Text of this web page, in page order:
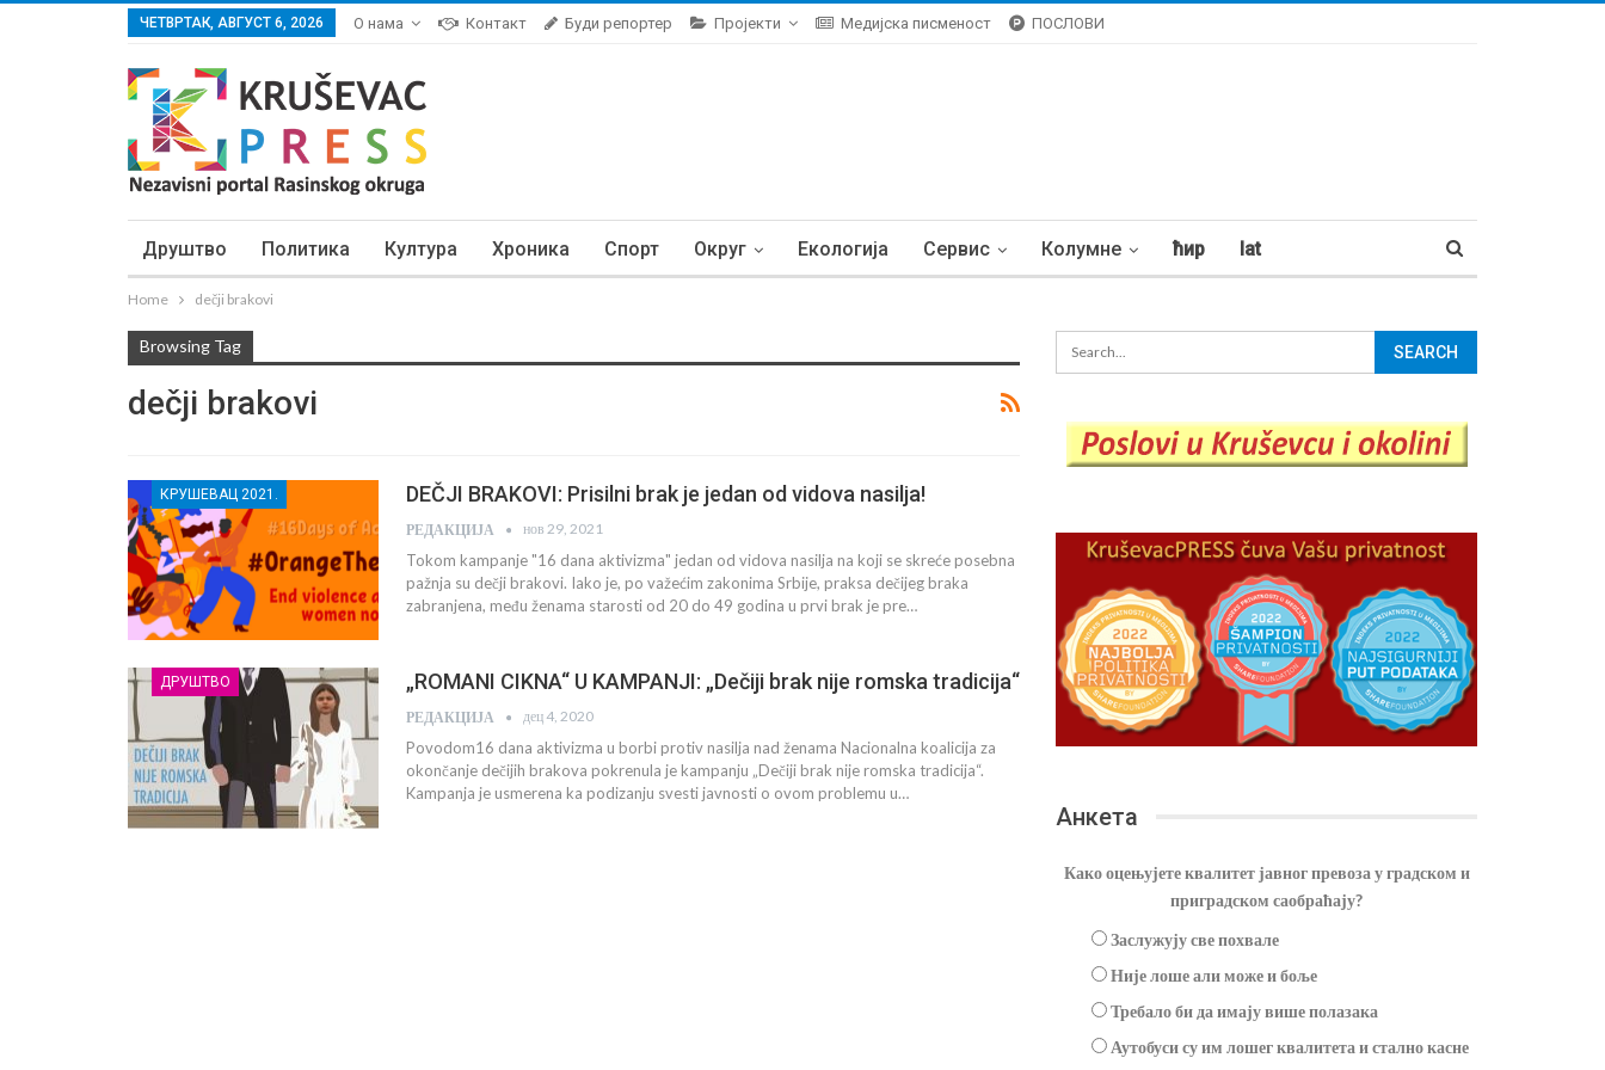
ЧЕТВРТАК, АВГУСТ 6, 2026 О нама Контакт Буди репортер Пројекти Медијска писменост ПОСЛОВИ
Друштво Политика Култура Хроника Спорт Округ Екологија Сервис Колумне ћир lat
Home dečji brakovi
Browsing Tag
dečji brakovi
КРУШЕВАЦ 2021. DEČJI BRAKOVI: Prisilni brak je jedan od vidova nasilja!
РЕДАКЦИЈА нов 29, 2021
Tokom kampanje "16 dana aktivizma" jedan od vidova nasilja na koji se skreće posebna
pažnja su dečji brakovi. Iako je, po važećim zakonima Srbije, praksa dečijeg braka
zabranjena, među ženama starosti od 20 do 49 godina u prvi brak je pre…
ДРУШТВО „ROMANI CIKNA“ U KAMPANJI: „Dečiji brak nije romska tradicija“
РЕДАКЦИЈА дец 4, 2020
Povodom16 dana aktivizma u borbi protiv nasilja nad ženama Nacionalna koalicija za
okončanje dečijih brakova pokrenula je kampanju „Dečiji brak nije romska tradicija“.
Kampanja je usmerena ka podizanju svesti javnosti o ovom problemu u…
Анкета
Како оцењујете квалитет јавног превоза у градском и
приградском саобраћају?
Заслужују све похвале
Није лоше али може и боље
Требало би да имају више полазака
Аутобуси су им лошег квалитета и стално касне